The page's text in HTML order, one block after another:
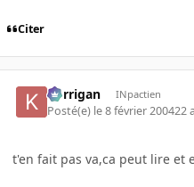
Citer
korrigan INpactien
Posté(e) le 8 février 200422 a
t'en fait pas va,ca peut lire et